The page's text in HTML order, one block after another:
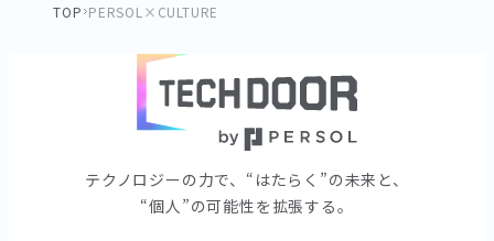
TOP PERSOL×CULTURE
テクノロジーの⼒で、“はたらく”の未来と、
“個⼈”の可能性を拡張する。